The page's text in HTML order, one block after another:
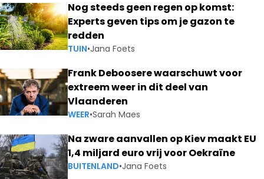
Nog steeds geen regen op komst:
Experts geven tips om je gazon te
redden
TUIN•Jana Foets
Frank Deboosere waarschuwt voor
extreem weer in dit deel van
Vlaanderen
WEER•Sarah Maes
Na zware aanvallen op Kiev maakt EU
1,4 miljard euro vrij voor Oekraïne
BUITENLAND•Jana Foets